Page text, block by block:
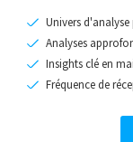
Univers
Analyses
Insights clé en
Fréquence de